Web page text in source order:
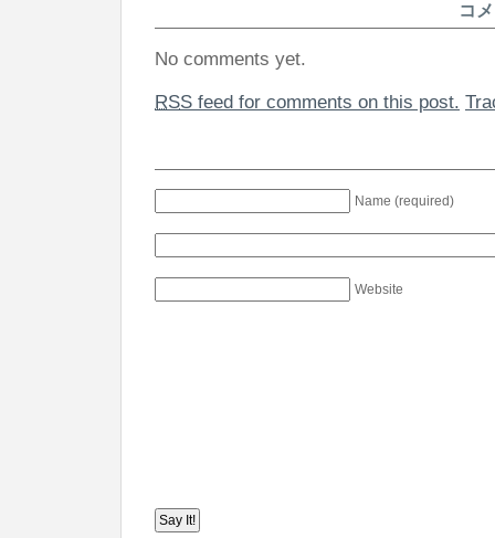
コ
No comments yet.
RSS feed for comments on this post.
Name (required)
Website